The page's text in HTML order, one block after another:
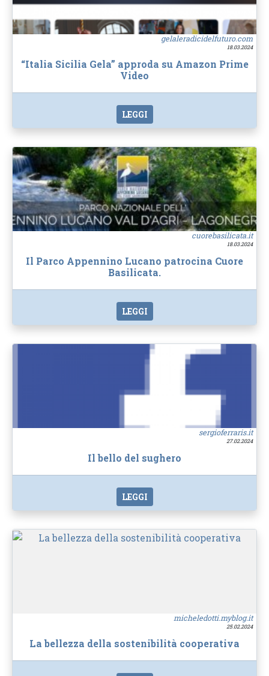
gelaleradicidelfuturo.com
18.03.2024
“Italia Sicilia Gela” approda su Amazon Prime
Video
LEGGI
cuorebasilicata.it
18.03.2024
Il Parco Appennino Lucano patrocina Cuore
Basilicata.
LEGGI
sergioferraris.it
27.02.2024
Il bello del sughero
LEGGI
micheledotti.myblog.it
25.02.2024
La bellezza della sostenibilità cooperativa